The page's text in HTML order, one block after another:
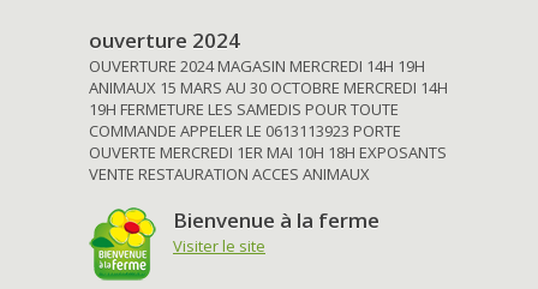
ouverture 2024
OUVERTURE 2024 MAGASIN MERCREDI 14H 19H
ANIMAUX 15 MARS AU 30 OCTOBRE MERCREDI 14H
19H FERMETURE LES SAMEDIS POUR TOUTE
COMMANDE APPELER LE 0613113923 PORTE
OUVERTE MERCREDI 1ER MAI 10H 18H EXPOSANTS
VENTE RESTAURATION ACCES ANIMAUX
Bienvenue à la ferme
Visiter le site